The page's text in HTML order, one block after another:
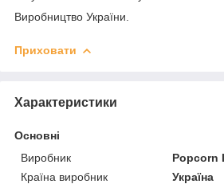
Виробництво України.
Приховати
Характеристики
Основні
Виробник
Popcorn
Країна виробник
Україна